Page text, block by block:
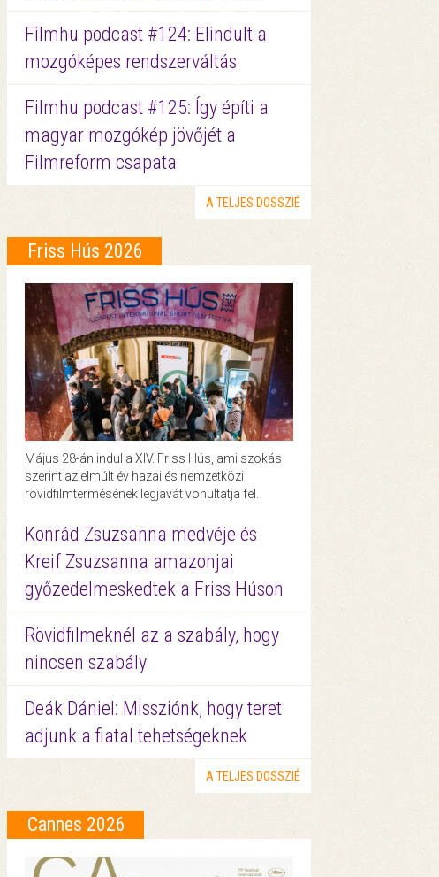
Filmhu podcast #124: Elindult a
mozgóképes rendszerváltás
Filmhu podcast #125: Így építi a
magyar mozgókép jövőjét a
Filmreform csapata
A TELJES DOSSZIÉ
Friss Hús 2026
Május 28-án indul a XIV. Friss Hús, ami szokás
szerint az elmúlt év hazai és nemzetközi
rövidfilmtermésének legjavát vonultatja fel.
Konrád Zsuzsanna medvéje és
Kreif Zsuzsanna amazonjai
győzedelmeskedtek a Friss Húson
Rövidfilmeknél az a szabály, hogy
nincsen szabály
Deák Dániel: Missziónk, hogy teret
adjunk a fiatal tehetségeknek
A TELJES DOSSZIÉ
Cannes 2026